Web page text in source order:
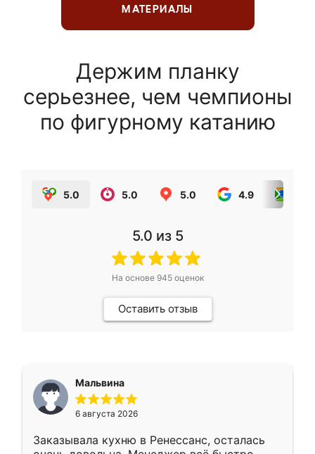
МАТЕРИАЛЫ
Держим планку
серьезнее, чем чемпионы
по фигурному катанию
5.0 5.0 5.0 4.9
5.0 из 5
На основе 945оценок
Оставить отзыв
Мальвина
6 августа 2026
Заказывала кухню в Ренессанс, осталась